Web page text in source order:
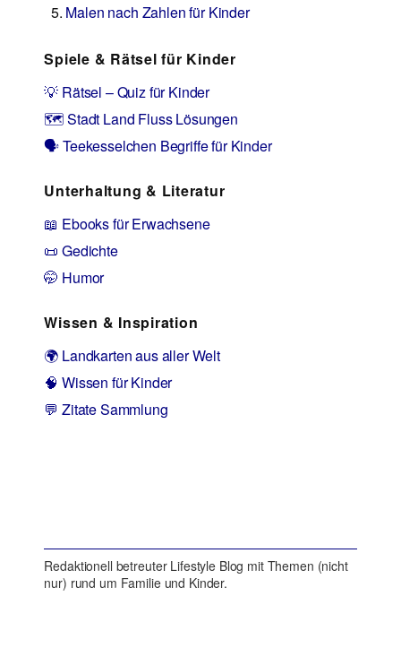
Malen nach Zahlen für Kinder
Spiele & Rätsel für Kinder
💡 Rätsel – Quiz für Kinder
🗺️ Stadt Land Fluss Lösungen
🗣️ Teekesselchen Begriffe für Kinder
Unterhaltung & Literatur
📖 Ebooks für Erwachsene
📜 Gedichte
🤭 Humor
Wissen & Inspiration
🌍 Landkarten aus aller Welt
🧠 Wissen für Kinder
💬 Zitate Sammlung
Redaktionell betreuter Lifestyle Blog mit Themen (nicht
nur) rund um Familie und Kinder.